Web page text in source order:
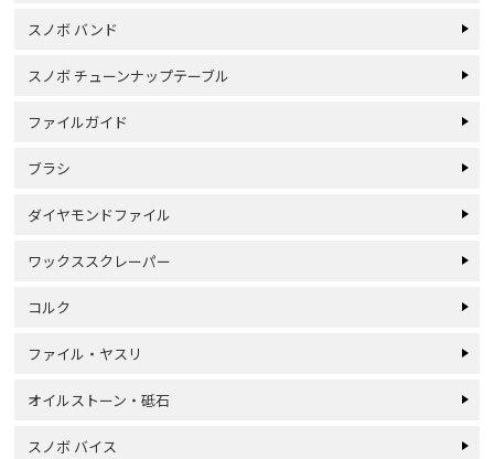
スノボ バンド
スノボ チューンナップテーブル
ファイルガイド
ブラシ
ダイヤモンドファイル
ワックススクレーパー
コルク
ファイル・ヤスリ
オイルストーン・砥石
スノボ バイス